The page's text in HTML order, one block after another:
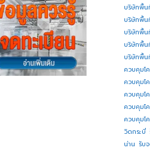
บริษัทพื้น
บริษัทพื้น
บริษัทพื้น
บริษัทพื้น
บริษัทพื้น
ควบคุมโ
ควบคุมโ
ควบคุมโ
ควบคุมโ
ควบคุมโ
วิดกระบี่
น่าน รับ